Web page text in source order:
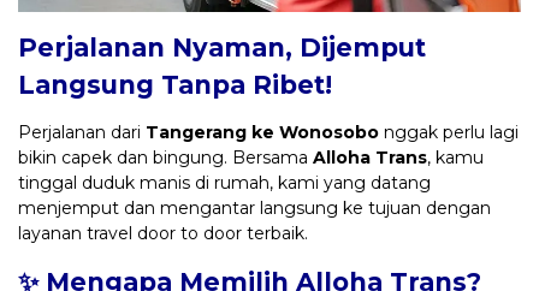
Perjalanan Nyaman, Dijemput
Langsung Tanpa Ribet!
Perjalanan dari Tangerang ke Wonosobo nggak perlu lagi
bikin capek dan bingung. Bersama Alloha Trans, kamu
tinggal duduk manis di rumah, kami yang datang
menjemput dan mengantar langsung ke tujuan dengan
layanan travel door to door terbaik.
✨ Mengapa Memilih Alloha Trans?